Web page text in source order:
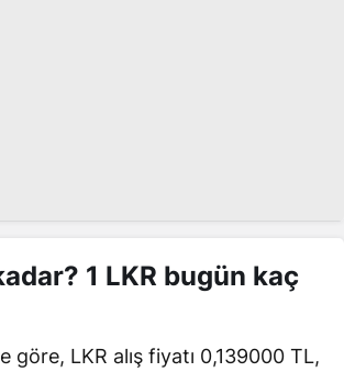
1 LKR bugün kaç
göre, LKR alış fiyatı 0,139000 TL,